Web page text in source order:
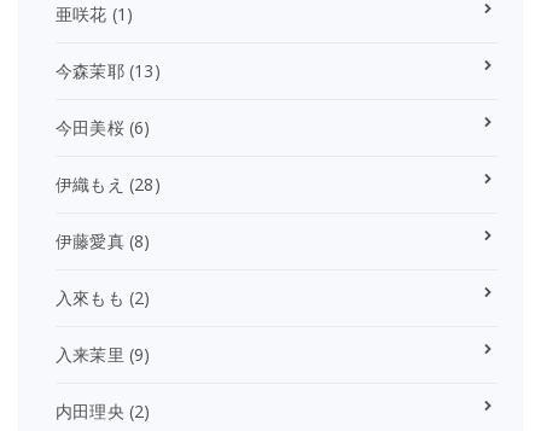
亜咲花 (1)
今森茉耶(13)
今田美桜(6)
伊織もえ (28)
伊藤愛真(8)
入來もも (2)
入来茉里 (9)
内田理央 (2)